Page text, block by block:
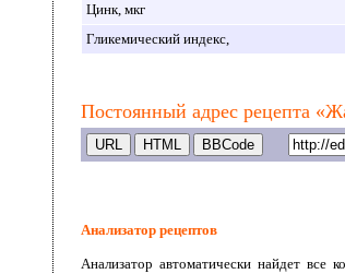
Цинк, мкг
Гликемический индекс,
Постоянный адрес рецепта
Анализатор рецептов
Анализатор автоматически найдет все